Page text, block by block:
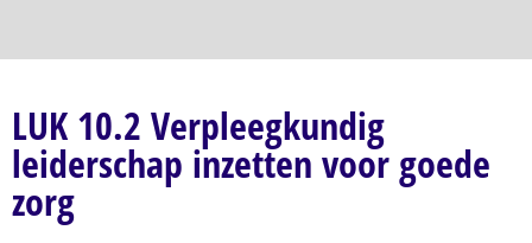
LUK 10.2 Verpleegkundig
leiderschap inzetten voor goede
zorg